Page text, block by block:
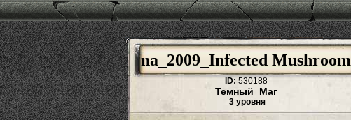
na_2009_Infected Mushroom
ID: 530188
Темный Маг
3 уровня